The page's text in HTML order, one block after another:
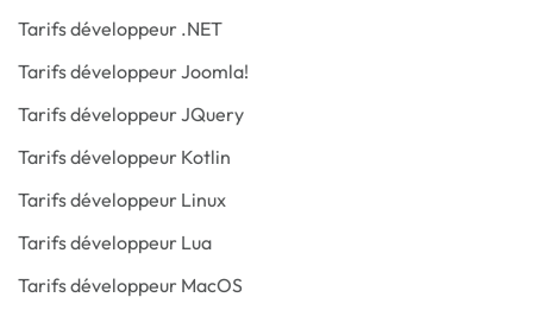
Tarifs développeur .NET
Tarifs développeur Joomla!
Tarifs développeur JQuery
Tarifs développeur Kotlin
Tarifs développeur Linux
Tarifs développeur Lua
Tarifs développeur MacOS